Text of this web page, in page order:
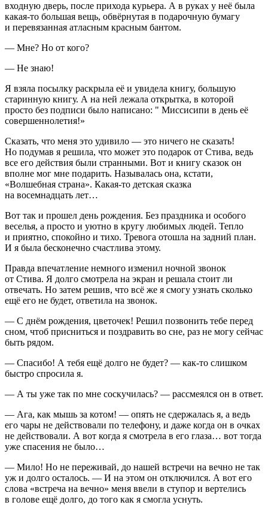
входную дверь, после прихода курьера. А в руках у неё была
какая-то большая вещь, обвёрнутая в подарочную бумагу
и перевязанная атласным красным бантом.
— Мне? Но от кого?
— Не знаю!
Я взяла посылку раскрыла её и увидела книгу, большую
старинную книгу. А на ней лежала открытка, в которой
просто без подписи было написано: " Миссисипи в день её
совершеннолетия!»
Сказать, что меня это удивило — это ничего не сказать!
Но подумав я решила, что может это подарок от Стива, ведь
все его действия были странными. Вот и книгу сказок он
вполне мог мне подарить. Называлась она, кстати,
«Волшебная страна». Какая-то детская сказка
на восемнадцать лет…
Вот так и прошел день рождения. Без праздника и особого
веселья, а просто и уютно в кругу любимых людей. Тепло
и приятно, спокойно и тихо. Тревога отошла на задний план.
И я была бесконечно счастлива этому.
Правда впечатление немного изменил ночной звонок
от Стива. Я долго смотрела на экран и решала стоит ли
отвечать. Но затем решив, что всё же я смогу узнать сколько
ещё его не будет, ответила на звонок.
— С днём рождения, цветочек! Решил позвонить тебе перед
сном, чтоб присниться и поздравить во сне, раз не могу сейчас
быть рядом.
— Спасибо! А тебя ещё долго не будет? — как-то слишком
быстро спросила я.
— А ты уже так по мне соскучилась? — рассмеялся он в ответ.
— Ага, как мышь за котом! — опять не сдержалась я, а ведь
его чары не действовали по телефону, и даже когда он в очках
не действовали. А вот когда я смотрела в его глаза… вот тогда
уже спасения не было…
— Мило! Но не переживай, до нашей встречи на вечно не так
уж и долго осталось. — И на этом он отключился. А вот его
слова «встреча на вечно» меня ввели в ступор и вертелись
в голове ещё долго, до того как я смогла уснуть.